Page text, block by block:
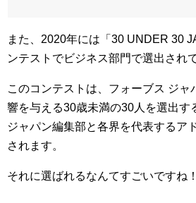
また、2020年には「30 UNDER 30
ンテストでビジネス部門で選出され
このコンテストは、フォーブス ジャ
響を与える30歳未満の30人を選出す
ジャパン編集部と各界を代表するア
されます。
それに選ばれるなんてすごいですね！